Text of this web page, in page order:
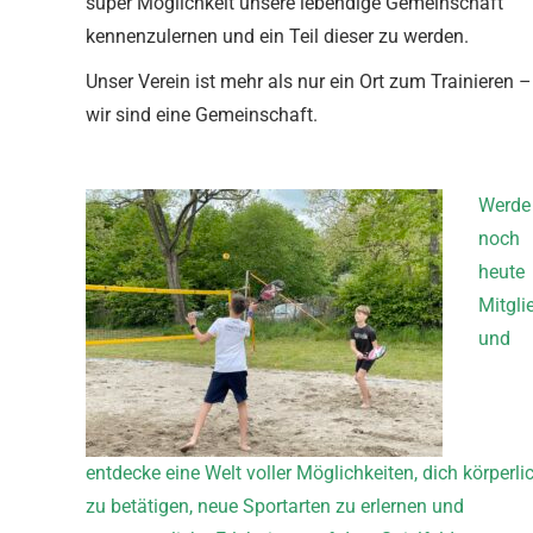
kennenzulernen und ein Teil dieser zu werden.
Unser Verein ist mehr als nur ein Ort zum Trainieren –
wir sind eine Gemeinschaft.
Werde
noch
heute
und
entdecke eine Welt voller Möglichkeiten, dich
zu betätigen, neue Sportarten zu erlernen und